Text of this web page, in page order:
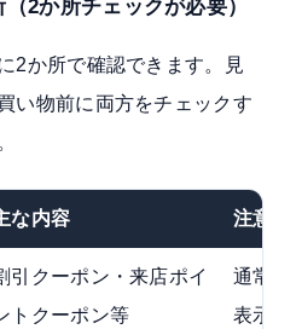
2か所チェックが必要）
2か所で確認できます。見
い物前に両方をチェックす
な内容 注意点
引クーポン・来店ポイ
トクーポン等
通常の
表示